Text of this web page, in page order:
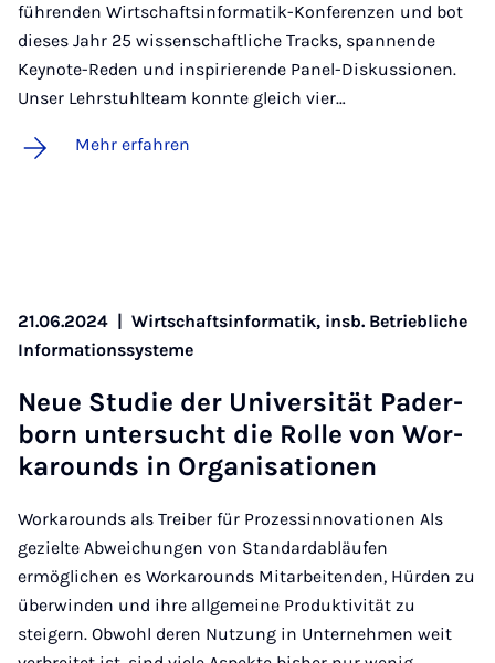
führenden Wirtschaftsinformatik-Konferenzen und bot
dieses Jahr 25 wissenschaftliche Tracks, spannende
Keynote-Reden und inspirierende Panel-Diskussionen.
Unser Lehrstuhlteam konnte gleich vier…
Mehr erfahren
21.06.2024 | Wirtschaftsinformatik, insb. Betriebliche
Informationssysteme
Neue Stu­­die der Un­i­­ver­­­si­tät Pa­­der­­
born un­­ter­­sucht die Rol­le von Wor­
k­a­rounds in Or­­ga­­ni­sa­ti­o­­nen
Workarounds als Treiber für Prozessinnovationen Als
gezielte Abweichungen von Standardabläufen
ermöglichen es Workarounds Mitarbeitenden, Hürden zu
überwinden und ihre allgemeine Produktivität zu
steigern. Obwohl deren Nutzung in Unternehmen weit